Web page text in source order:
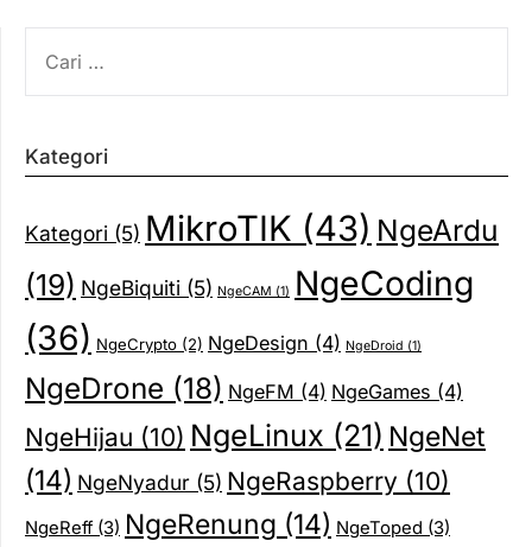
UNTUK:
Kategori
Kategori (5) MikroTIK (43) NgeArdu
(19) NgeBiquiti (5) NgeCAM (1) NgeCoding
(36) NgeCrypto (2) NgeDesign (4) NgeDroid (1)
NgeDrone (18) NgeFM (4) NgeGames (4)
NgeHijau (10) NgeLinux (21) NgeNet
(14) NgeNyadur (5) NgeRaspberry (10)
NgeReff (3) NgeRenung (14) NgeToped (3)